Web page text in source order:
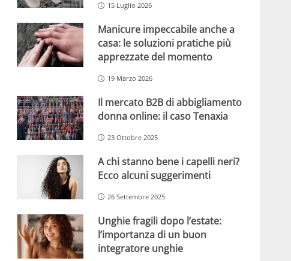
15 Luglio 2026
Manicure impeccabile anche a
casa: le soluzioni pratiche più
apprezzate del momento
19 Marzo 2026
Il mercato B2B di abbigliamento
donna online: il caso Tenaxia
23 Ottobre 2025
A chi stanno bene i capelli neri?
Ecco alcuni suggerimenti
26 Settembre 2025
Unghie fragili dopo l’estate:
l’importanza di un buon
integratore unghie